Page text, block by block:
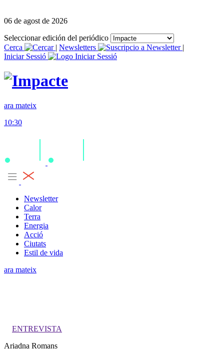
06 de agost de 2026
Seleccionar edición del periódico
Cerca
| Newsletters
|
Iniciar Sessió
ara mateix
10:30
Newsletter
Calor
Terra
Energia
Acció
Ciutats
Estil de vida
ara mateix
ENTREVISTA
Ariadna Romans